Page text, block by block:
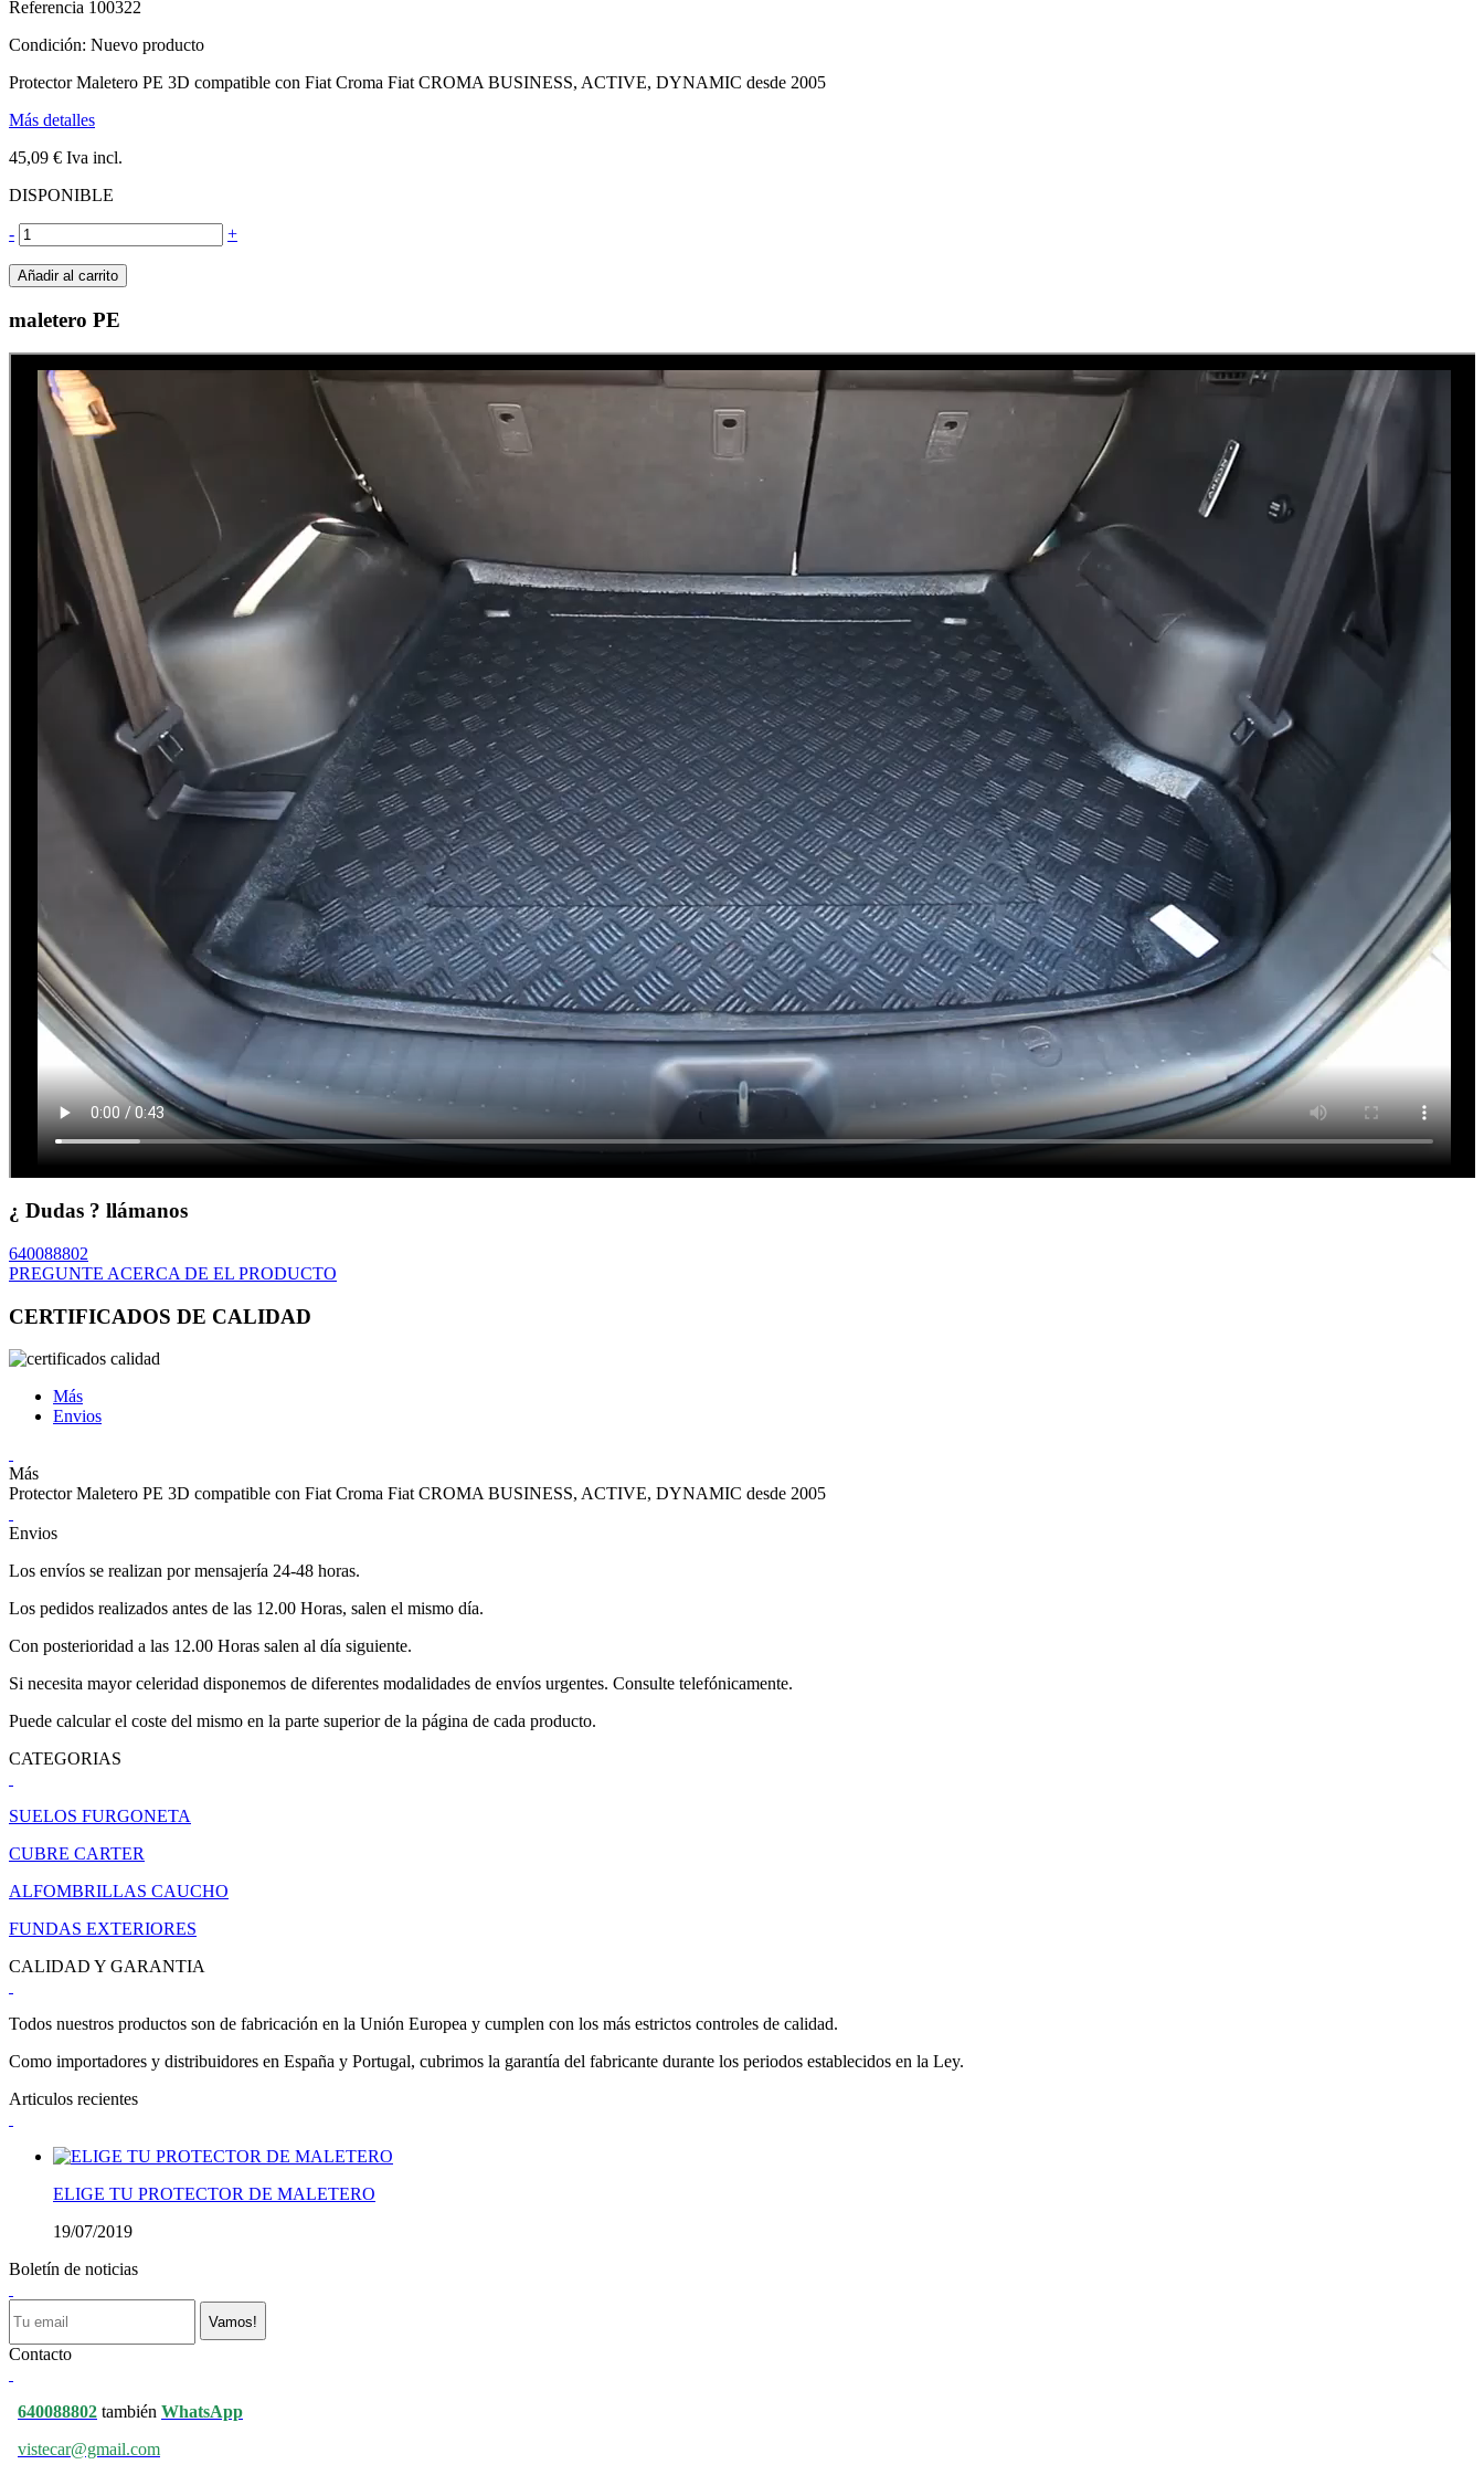
Referencia 100322
Condición: Nuevo producto
Protector Maletero PE 3D compatible con Fiat Croma Fiat CROMA BUSINESS, ACTIVE, DYNAMIC desde 2005
Más detalles
45,09 € Iva incl.
DISPONIBLE
- +
Añadir al carrito
maletero PE
¿ Dudas ? llámanos
640088802
PREGUNTE ACERCA DE EL PRODUCTO
CERTIFICADOS DE CALIDAD
Más
Envios
Más
Protector Maletero PE 3D compatible con Fiat Croma Fiat CROMA BUSINESS, ACTIVE, DYNAMIC desde 2005
Envios
Los envíos se realizan por mensajería 24-48 horas.
Los pedidos realizados antes de las 12.00 Horas, salen el mismo día.
Con posterioridad a las 12.00 Horas salen al día siguiente.
Si necesita mayor celeridad disponemos de diferentes modalidades de envíos urgentes. Consulte telefónicamente.
Puede calcular el coste del mismo en la parte superior de la página de cada producto.
CATEGORIAS
SUELOS FURGONETA
CUBRE CARTER
ALFOMBRILLAS CAUCHO
FUNDAS EXTERIORES
CALIDAD Y GARANTIA
Todos nuestros productos son de fabricación en la Unión Europea y cumplen con los más estrictos controles de calidad.
Como importadores y distribuidores en España y Portugal, cubrimos la garantía del fabricante durante los periodos establecidos en la Ley.
Articulos recientes
ELIGE TU PROTECTOR DE MALETERO
19/07/2019
Boletín de noticias
Vamos!
Contacto
640088802 también WhatsApp
vistecar@gmail.com